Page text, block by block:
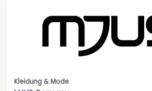
Kleidung & Mode